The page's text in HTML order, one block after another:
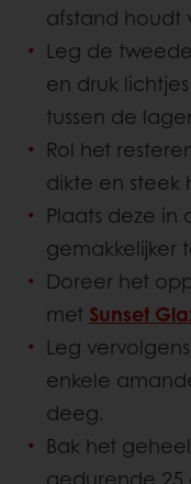
afstand houdt
Leg de
en druk
tussen de
Rol het
dikte en steek
Plaats deze in
gemakkelijker
Doreer het
met Sunset
Leg
enkele
deeg.
Bak het
gedurende 25